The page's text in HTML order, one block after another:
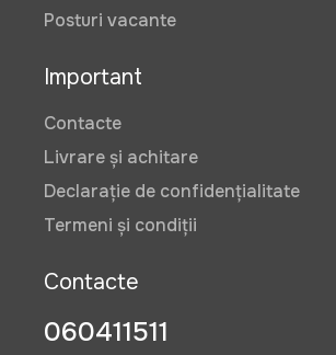
Posturi vacante
Important
Contacte
Livrare și achitare
Declarație de confidențialitate
Termeni și condiții
Contacte
060411511